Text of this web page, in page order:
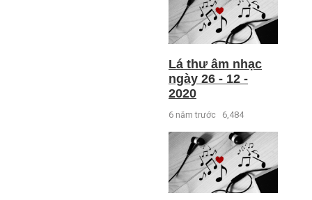
Lá thư âm nhạc
ngày 26 - 12 -
2020
6 năm trước 6,484